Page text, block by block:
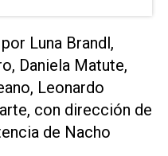
Luna Brandl,
Daniela Matute,
Leonardo
con dirección de
de Nacho